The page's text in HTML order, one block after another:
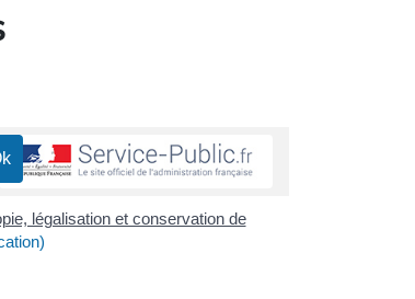
légalisation et conservation de